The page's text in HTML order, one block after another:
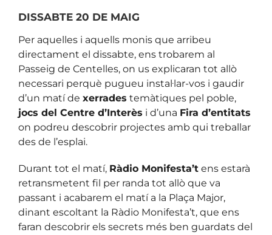
DISSABTE 20 DE MAIG
Per aquelles i aquells monis que arribeu
directament el dissabte, ens trobarem al
Passeig de Centelles, on us explicaran tot allò
necessari perquè pugueu instal·lar-vos i gaudir
d’un matí de xerrades temàtiques pel poble,
jocs del Centre d’Interès i d’una Fira d’entitats
on podreu descobrir projectes amb qui treballar
des de l’esplai.
Durant tot el matí, Ràdio Monifesta’t ens estarà
retransmetent fil per randa tot allò que va
passant i acabarem el matí a la Plaça Major,
dinant escoltant la Ràdio Monifesta’t, que ens
faran descobrir els secrets més ben guardats del